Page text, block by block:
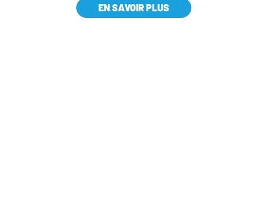
EN SAVOIR PLUS